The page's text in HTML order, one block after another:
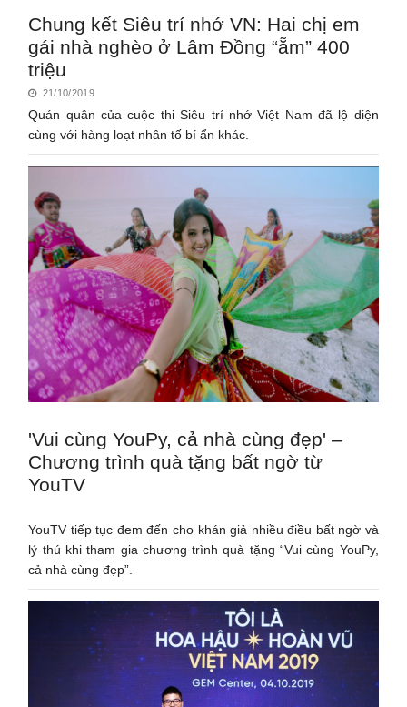
Chung kết Siêu trí nhớ VN: Hai chị em
gái nhà nghèo ở Lâm Đồng “ẵm” 400
triệu
21/10/2019
Quán quân của cuộc thi Siêu trí nhớ Việt Nam đã lộ diện
cùng với hàng loạt nhân tố bí ẩn khác.
'Vui cùng YouPy, cả nhà cùng đẹp' –
Chương trình quà tặng bất ngờ từ
YouTV
YouTV tiếp tục đem đến cho khán giả nhiều điều bất ngờ và
lý thú khi tham gia chương trình quà tặng “Vui cùng YouPy,
cả nhà cùng đẹp”.